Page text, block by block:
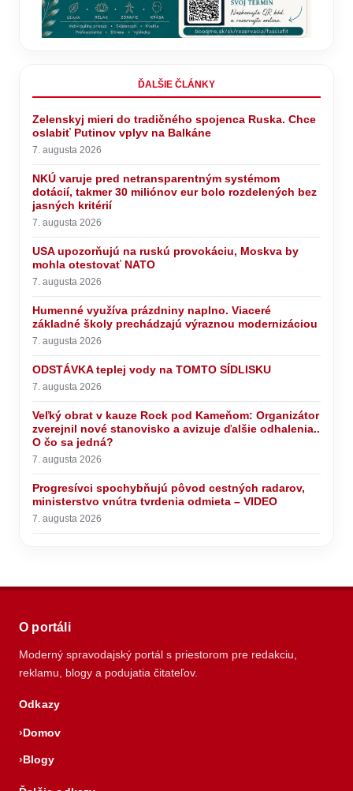
ĎALŠIE ČLÁNKY
Zelenskyj mieri do tradičného spojenca Ruska. Chce
oslabiť Putinov vplyv na Balkáne
7. augusta 2026
NKÚ varuje pred netransparentným systémom
dotácií, takmer 30 miliónov eur bolo rozdelených bez
jasných kritérií
7. augusta 2026
USA upozorňujú na ruskú provokáciu, Moskva by
mohla otestovať NATO
7. augusta 2026
Humenné využíva prázdniny naplno. Viaceré
základné školy prechádzajú výraznou modernizáciou
7. augusta 2026
ODSTÁVKA teplej vody na TOMTO SÍDLISKU
7. augusta 2026
Veľký obrat v kauze Rock pod Kameňom: Organizátor
zverejnil nové stanovisko a avizuje ďalšie odhalenia..
O čo sa jedná?
7. augusta 2026
Progresívci spochybňujú pôvod cestných radarov,
ministerstvo vnútra tvrdenia odmieta – VIDEO
7. augusta 2026
O portáli
Moderný spravodajský portál s priestorom pre redakciu,
reklamu, blogy a podujatia čitateľov.
Odkazy
Domov
Blogy